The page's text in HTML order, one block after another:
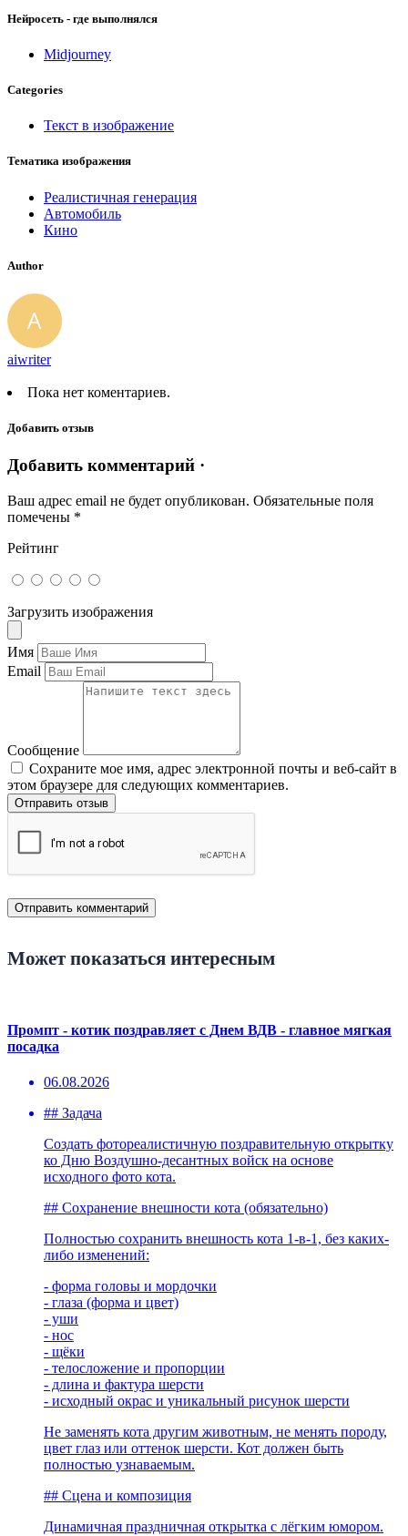
Нейросеть - где выполнялся
Midjourney
Categories
Текст в изображение
Тематика изображения
Реалистичная генерация
Автомобиль
Кино
Author
aiwriter
Пока нет коментариев.
Добавить отзыв
Добавить комментарий ·
Ваш адрес email не будет опубликован. Обязательные поля
помечены *
Рейтинг
Загрузить изображения
Имя
Email
Сообщение
Сохраните мое имя, адрес электронной почты и веб-сайт в
этом браузере для следующих комментариев.
Отправить отзыв
Может показаться интересным
Промпт - котик поздравляет с Днем ВДВ - главное мягкая
посадка
06.08.2026
## Задача
Создать фотореалистичную поздравительную открытку
ко Дню Воздушно-десантных войск на основе
исходного фото кота.
## Сохранение внешности кота (обязательно)
Полностью сохранить внешность кота 1-в-1, без каких-
либо изменений:
- форма головы и мордочки
- глаза (форма и цвет)
- уши
- нос
- щёки
- телосложение и пропорции
- длина и фактура шерсти
- исходный окрас и уникальный рисунок шерсти
Не заменять кота другим животным, не менять породу,
цвет глаз или оттенок шерсти. Кот должен быть
полностью узнаваемым.
## Сцена и композиция
Динамичная праздничная открытка с лёгким юмором.